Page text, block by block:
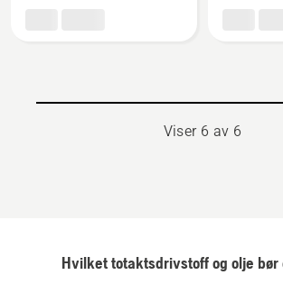
Viser 6 av 6
Hvilket totaktsdrivstoff og olje bør